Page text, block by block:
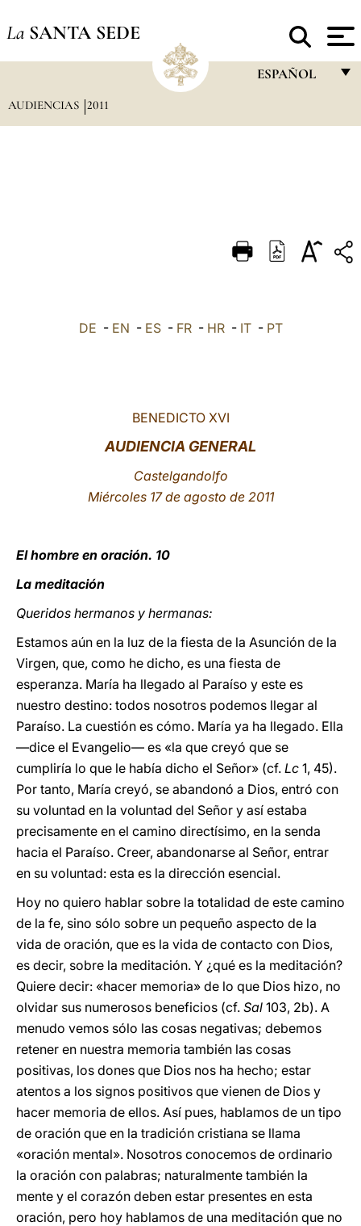
La SANTA SEDE
ESPAÑOL
DEUTSCH
العربيّة
AUDIENCIAS 2011
DE - EN - ES- FR- HR- IT- PT
BENEDICTO XVI
AUDIENCIA GENERAL
Castelgandolfo
Miércoles 17 de agosto de 2011
El hombre en oración. 10
La meditación
Queridos hermanos y hermanas:
Estamos aún en la luz de la fiesta de la Asunción de la
Virgen, que, como he dicho, es una fiesta de
esperanza. María ha llegado al Paraíso y este es
nuestro destino: todos nosotros podemos llegar al
Paraíso. La cuestión es cómo. María ya ha llegado. Ella
—dice el Evangelio— es «la que creyó que se
cumpliría lo que le había dicho el Señor» (cf. Lc 1, 45).
Por tanto, María creyó, se abandonó a Dios, entró con
su voluntad en la voluntad del Señor y así estaba
precisamente en el camino directísimo, en la senda
hacia el Paraíso. Creer, abandonarse al Señor, entrar
en su voluntad: esta es la dirección esencial.
Hoy no quiero hablar sobre la totalidad de este camino
de la fe, sino sólo sobre un pequeño aspecto de la
vida de oración, que es la vida de contacto con Dios,
es decir, sobre la meditación. Y ¿qué es la meditación?
Quiere decir: «hacer memoria» de lo que Dios hizo, no
olvidar sus numerosos beneficios (cf. Sal 103, 2b). A
menudo vemos sólo las cosas negativas; debemos
retener en nuestra memoria también las cosas
positivas, los dones que Dios nos ha hecho; estar
atentos a los signos positivos que vienen de Dios y
hacer memoria de ellos. Así pues, hablamos de un tipo
de oración que en la tradición cristiana se llama
«oración mental». Nosotros conocemos de ordinario
la oración con palabras; naturalmente también la
mente y el corazón deben estar presentes en esta
oración, pero hoy hablamos de una meditación que no